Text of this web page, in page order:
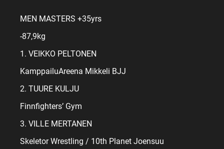
MEN MASTERS +35yrs
-87,9kg
1. VEIKKO PELTONEN
KamppailuAreena Mikkeli BJJ
2. TUURE KULJU
Finnfighters’ Gym
3. VILLE MERTANEN
Skeletor Wrestling / 10th Planet Joensuu